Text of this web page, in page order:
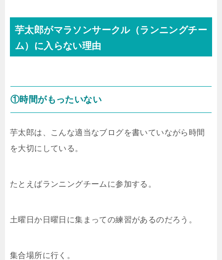
芋太郎がマラソンサークル（ランニングチー
ム）に入らない理由
①時間がもったいない
芋太郎は、こんな適当なブログを書いていながら時間
を大切にしている。
たとえばランニングチームに参加する。
土曜日か日曜日に集まっての練習があるのだろう。
集合場所に行く。